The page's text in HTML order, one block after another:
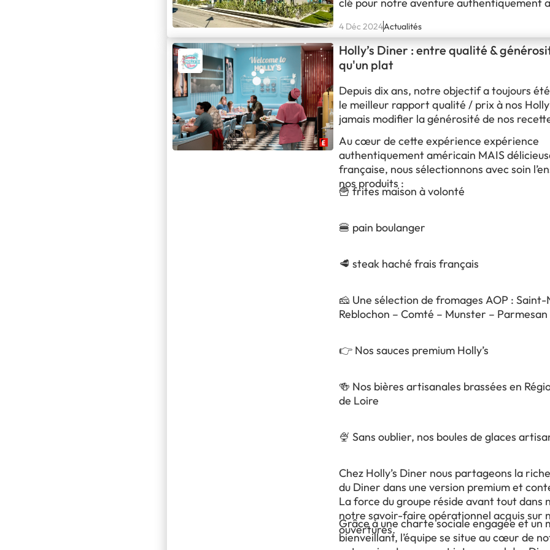
premier restaurant en 2014, nous
symbolique avec l’ouverture de notre
Arras. Cette nouvelle adresse n’est pas
sur la…
4 Déc 2024Actualités
Holly’s Diner : entre qualité &
qu'un plat
Depuis dix ans, notre objectif a toujours
le meilleur rapport qualité / prix à nos
jamais modifier la générosité de nos
Au cœur de cette expérience expérience
authentiquement américain MAIS
française, nous sélectionnons avec soin
nos produits :
🍟 frites maison à volonté
🍔 pain boulanger
🥩 steak haché frais français
🧀 Une sélection de fromages AOP :
Reblochon – Comté – Munster –
👉 Nos sauces premium Holly’s
🍻 Nos bières artisanales brassées en
de Loire
🍨 Sans oublier, nos boules de glaces
Chez Holly’s Diner nous partageons la
du Diner dans une version premium et
La force du groupe réside avant tout dans
notre savoir-faire opérationnel acquis sur
ouvertures.
Grâce à une charte sociale engagée et un
bienveillant, l’équipe se situe au cœur de